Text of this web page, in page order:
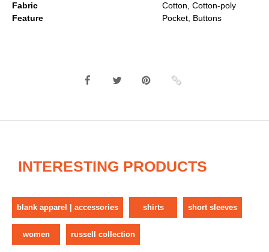
Fabric
Cotton, Cotton-poly
Feature
Pocket, Buttons
INTERESTING PRODUCTS
blank apparel | accessories shirts short sleeves
women russell collection